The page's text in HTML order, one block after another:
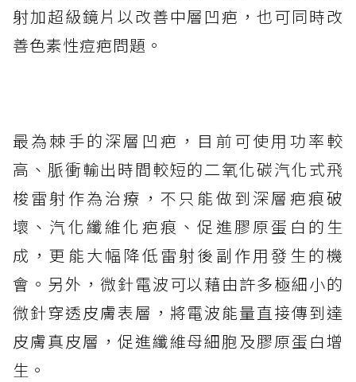
射加超級鏡片以改善中層凹疤，也可同時改
善色素性痘疤問題。
最為棘手的深層凹疤，目前可使用功率較
高、脈衝輸出時間較短的二氧化碳汽化式飛
梭雷射作為治療，不只能做到深層疤痕破
壞、汽化纖維化疤痕、促進膠原蛋白的生
成，更能大幅降低雷射後副作用發生的機
會。另外，微針電波可以藉由許多極細小的
微針穿透皮膚表層，將電波能量直接傳到達
皮膚真皮層，促進纖維母細胞及膠原蛋白增
生。